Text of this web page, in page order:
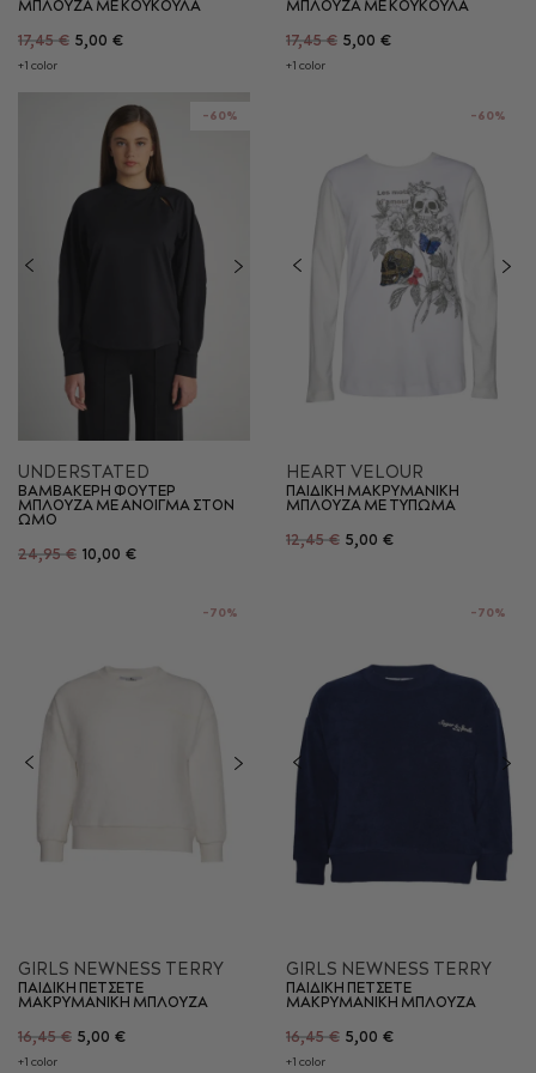
ΜΠΛΟΥΖΑ ΜΕ ΚΟΥΚΟΥΛΑ
17,45 € 5,00 €
+1 color
ΜΠΛΟΥΖΑ ΜΕ ΚΟΥΚΟΥΛΑ
17,45 € 5,00 €
+1 color
-60%
UNDERSTATED
ΒΑΜΒΑΚΕΡΗ ΦΟΥΤΕΡ
ΜΠΛΟΥΖΑ ΜΕ ΑΝΟΙΓΜΑ ΣΤΟΝ
ΩΜΟ
24,95 € 10,00 €
-60%
HEART VELOUR
ΠΑΙΔΙΚΗ ΜΑΚΡΥΜΑΝΙΚΗ
ΜΠΛΟΥΖΑ ΜΕ ΤΥΠΩΜΑ
12,45 € 5,00 €
-70%
GIRLS NEWNESS TERRY
ΠΑΙΔΙΚΗ ΠΕΤΣΕΤΕ
ΜΑΚΡΥΜΑΝΙΚΗ ΜΠΛΟΥΖΑ
16,45 € 5,00 €
+1 color
-70%
GIRLS NEWNESS TERRY
ΠΑΙΔΙΚΗ ΠΕΤΣΕΤΕ
ΜΑΚΡΥΜΑΝΙΚΗ ΜΠΛΟΥΖΑ
16,45 € 5,00 €
+1 color